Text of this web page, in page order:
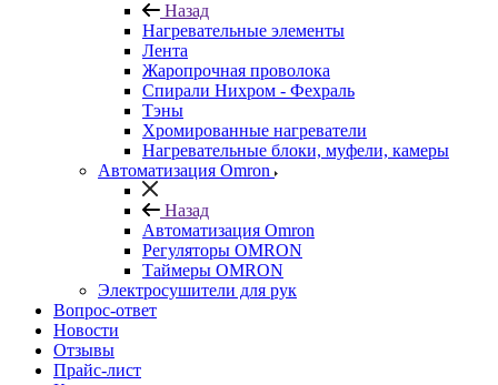
Назад
Нагревательные элементы
Лента
Жаропрочная проволока
Спирали Нихром - Фехраль
Тэны
Хромированные нагреватели
Нагревательные блоки, муфели, камеры
Автоматизация Omron
Назад
Автоматизация Omron
Регуляторы OMRON
Таймеры OMRON
Электросушители для рук
Вопрос-ответ
Новости
Отзывы
Прайс-лист